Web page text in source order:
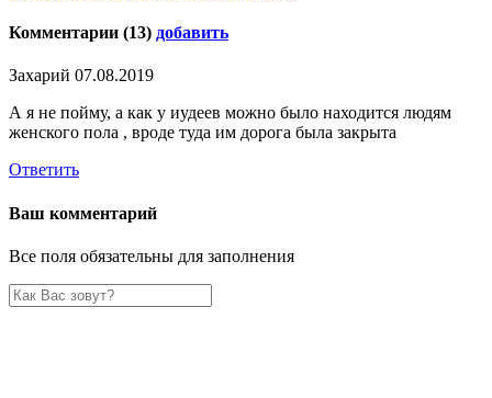
Комментарии (13) добавить
Захарий 07.08.2019
А я не пойму, а как у иудеев можно было находится людям
женского пола , вроде туда им дорога была закрыта
Ответить
Ваш комментарий
Все поля обязательны для заполнения